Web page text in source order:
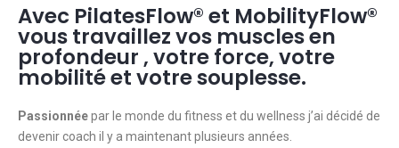
Avec PilatesFlow® et MobilityFlow®
vous travaillez vos muscles en
profondeur , votre force, votre
mobilité et votre souplesse.
Passionnéepar le monde du fitness et du wellness j’ai décidé de
devenir coach il y a maintenant plusieurs années.